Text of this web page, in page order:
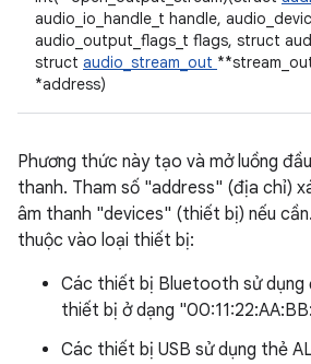
audio_io_handle_t handle,
audio_output_flags_t flags, struct
struct audio_stream_out
*address)
Phương thức này tạo và mở luồng
thanh. Tham số "address" (địa chỉ)
âm thanh "devices" (thiết bị) nếu
thuộc vào loại thiết bị:
Các thiết bị Bluetooth sử dụng
thiết bị ở dạng
Các thiết bị USB sử dụng thẻ